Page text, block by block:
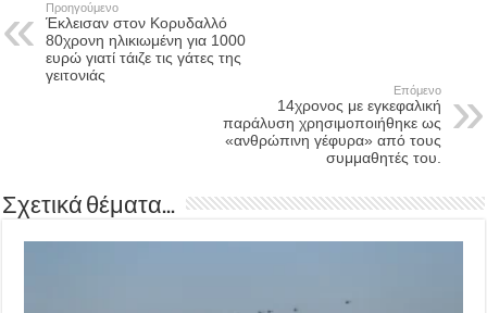
Προηγούμενο
Έκλεισαν στον Κορυδαλλό
80χρονη ηλικιωμένη για 1000
ευρώ γιατί τάιζε τις γάτες της
γειτονιάς
Επόμενο
14χρονος με εγκεφαλική
παράλυση χρησιμοποιήθηκε ως
«ανθρώπινη γέφυρα» από τους
συμμαθητές του.
Σχετικά θέματα...